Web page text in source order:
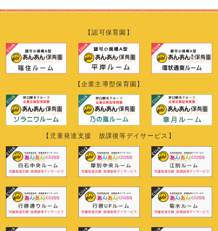
【認可保育園】
【企業主導型保育園】
【児童発達支援 放課後等デイサービス】